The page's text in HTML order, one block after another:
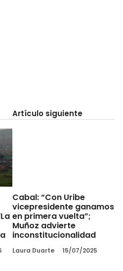
Artículo siguiente
Cabal: “Con Uribe
vicepresidente ganamos
en primera vuelta”;
Muñoz advierte
inconstitucionalidad
Laura Duarte 15/07/2025